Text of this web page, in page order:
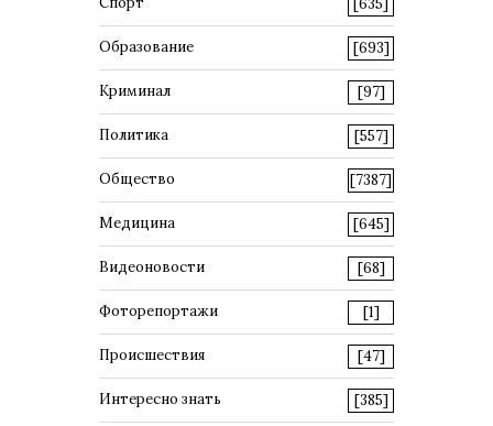
[635]
Образование [693]
Криминал [97]
Политика [557]
Общество [7387]
Медицина [645]
Видеоновости [68]
Фоторепортажи [1]
Происшествия [47]
Интересно знать [385]